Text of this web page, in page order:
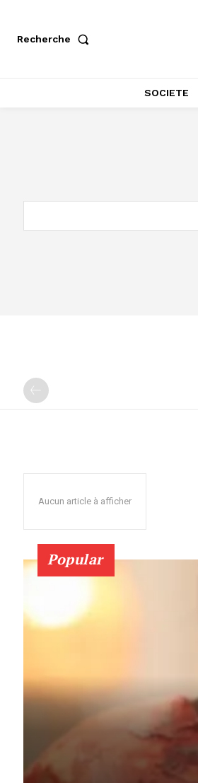
Recherche
SOCIETE
Aucun article à afficher
Popular